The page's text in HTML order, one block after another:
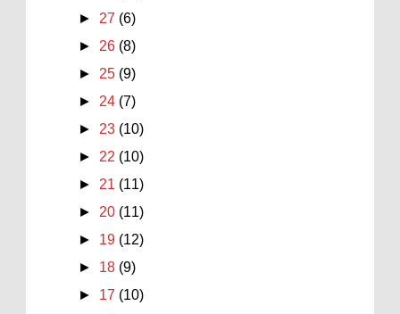
► 27 (6)
► 26 (8)
► 25 (9)
► 24 (7)
► 23 (10)
► 22 (10)
► 21 (11)
► 20 (11)
► 19 (12)
► 18 (9)
► 17 (10)